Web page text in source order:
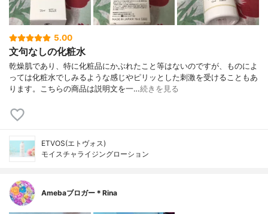
5.00
文句なしの化粧水
乾燥肌であり、特に化粧品にかぶれたこと等はないのですが、ものによ
っては化粧水でしみるような感じやピリッとした刺激を受けることもあ
ります。こちらの商品は説明文を一…続きを見る
ETVOS(エトヴォス)
モイスチャライジングローション
Amebaブロガー＊Rina